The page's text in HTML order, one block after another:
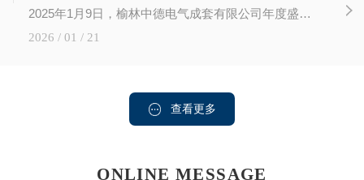
2025年1月9日，榆林中德电气成套有限公司年度盛会隆重举行。全体员工齐聚一堂，共同回顾过去一年的奋斗历程，展望未来发展蓝图。
2026 / 01 / 21
查看更多
ONLINE MESSAGE